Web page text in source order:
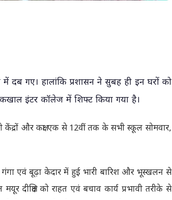
गए। हालांकि प्रशासन ने सुबह ही इन घरों को
इंटर कॉलेज में शिफ्ट किया गया है।
और कक्षा एक से 12वीं तक के सभी स्कूल सोमवार,
गंगा एवं बूढ़ा केदार में हुई भारी बारिश और भूस्खलन से
दीक्षित को राहत एवं बचाव कार्य प्रभावी तरीके से